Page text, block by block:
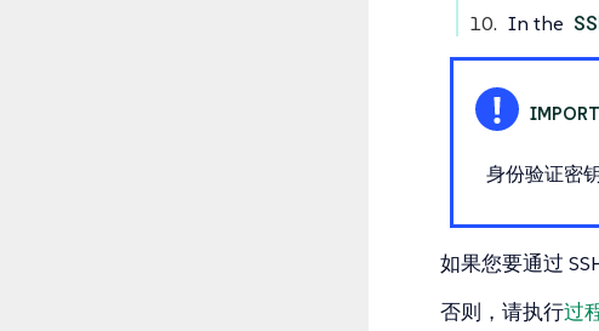
In the
身份验证密
如果您要通过
否则，请执行过